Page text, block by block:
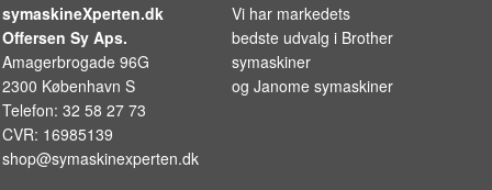
symaskineXperten.dk
Offersen Sy Aps.
Amagerbrogade 96G
2300 København S
Telefon: 32 58 27 73
CVR: 16985139
shop@symaskinexperten.dk
Vi har markedets
bedste udvalg i Brother
symaskiner
og Janome symaskiner